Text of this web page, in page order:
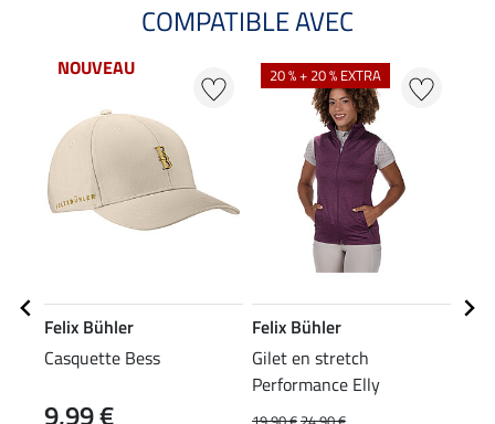
COMPATIBLE AVEC
NOUVEAU
Felix Bühler
Casquette Bess
9,99 €
20 % + 20 % EXTRA
Felix Bühler
Gilet en stretch
Performance Elly